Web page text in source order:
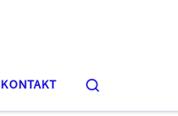
KONTAKT